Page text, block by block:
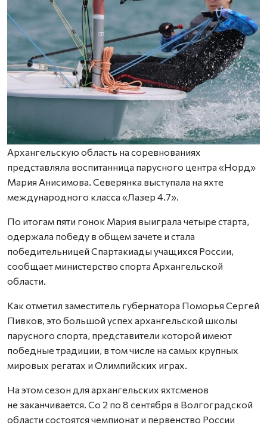
Архангельскую область на соревнованиях
представляла воспитанница парусного центра «Норд»
Мария Анисимова. Северянка выступала на яхте
международного класса «Лазер 4.7».
По итогам пяти гонок Мария выиграла четыре старта,
одержала победу в общем зачете и стала
победительницей Спартакиады учащихся России,
сообщает министерство спорта Архангельской
области.
Как отметил заместитель губернатора Поморья Сергей
Пивков, это большой успех архангельской школы
парусного спорта, представители которой имеют
победные традиции, в том числе на самых крупных
мировых регатах и Олимпийских играх.
На этом сезон для архангельских яхтсменов
не заканчивается. Со 2 по 8 сентября в Волгоградской
области состоятся чемпионат и первенство России